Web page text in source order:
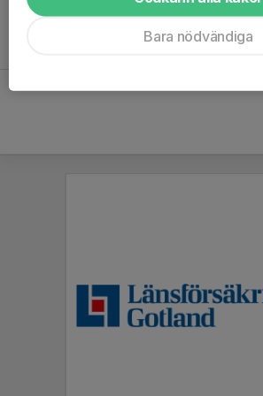
Vänligen, Uppstartsgruppen nya lag
Bara nödvändiga